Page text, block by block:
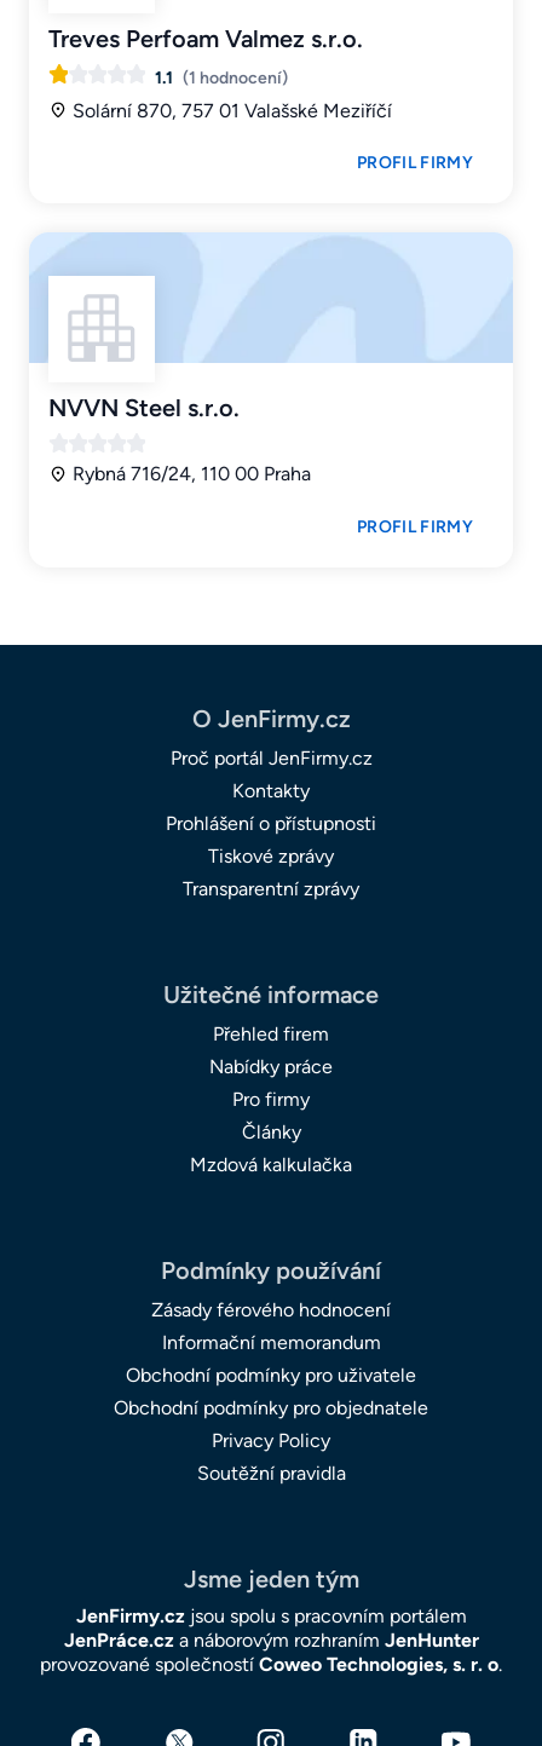
Treves Perfoam Valmez s.r.o.
1.1 (1 hodnocení)
Solární 870, 757 01 Valašské Meziříčí
PROFIL FIRMY
NVVN Steel s.r.o.
Rybná 716/24, 110 00 Praha
PROFIL FIRMY
O JenFirmy.cz
Proč portál JenFirmy.cz
Kontakty
Prohlášení o přístupnosti
Tiskové zprávy
Transparentní zprávy
Užitečné informace
Přehled firem
Nabídky práce
Pro firmy
Články
Mzdová kalkulačka
Podmínky používání
Zásady férového hodnocení
Informační memorandum
Obchodní podmínky pro uživatele
Obchodní podmínky pro objednatele
Privacy Policy
Soutěžní pravidla
Jsme jeden tým
JenFirmy.czjsou spolu s pracovním portálem
JenPráce.cza náborovým rozhraním JenHunter
provozované společností Coweo Technologies, s. r. o.